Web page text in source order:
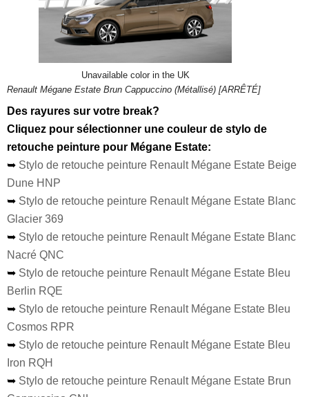
Unavailable color in the UK
Renault Mégane Estate Brun Cappuccino (Métallisé) [ARRÊTÉ]
Des rayures sur votre break?
Cliquez pour sélectionner une couleur de stylo de
retouche peinture pour Mégane Estate:
➥ Stylo de retouche peinture Renault Mégane Estate Beige
Dune HNP
➥ Stylo de retouche peinture Renault Mégane Estate Blanc
Glacier 369
➥ Stylo de retouche peinture Renault Mégane Estate Blanc
Nacré QNC
➥ Stylo de retouche peinture Renault Mégane Estate Bleu
Berlin RQE
➥ Stylo de retouche peinture Renault Mégane Estate Bleu
Cosmos RPR
➥ Stylo de retouche peinture Renault Mégane Estate Bleu
Iron RQH
➥ Stylo de retouche peinture Renault Mégane Estate Brun